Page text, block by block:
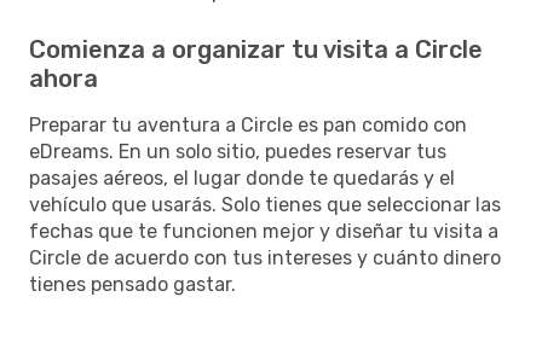
Comienza a organizar tu visita a Circle
ahora
Preparar tu aventura a Circle es pan comido con
eDreams. En un solo sitio, puedes reservar tus
pasajes aéreos, el lugar donde te quedarás y el
vehículo que usarás. Solo tienes que seleccionar las
fechas que te funcionen mejor y diseñar tu visita a
Circle de acuerdo con tus intereses y cuánto dinero
tienes pensado gastar.